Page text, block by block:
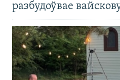
разбудоўвае